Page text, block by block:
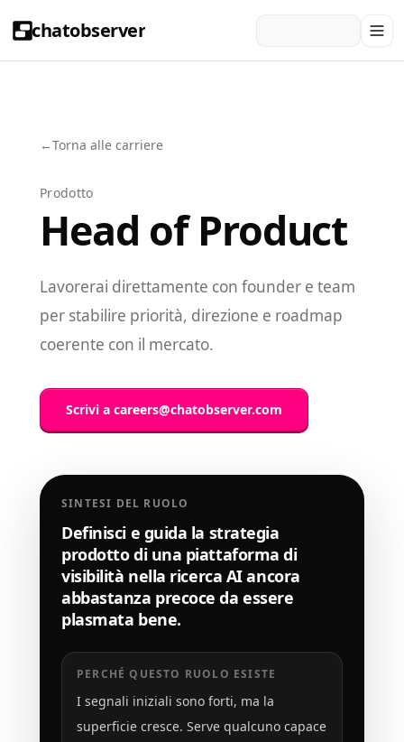
chatobserver
←Torna alle carriere
Prodotto
Head of Product
Lavorerai direttamente con founder e team
per stabilire priorità, direzione e roadmap
coerente con il mercato.
Scrivi a careers@chatobserver.com
SINTESI DEL RUOLO
Definisci e guida la strategia
prodotto di una piattaforma di
visibilità nella ricerca AI ancora
abbastanza precoce da essere
plasmata bene.
PERCHÉ QUESTO RUOLO ESISTE
I segnali iniziali sono forti, ma la
superficie cresce. Serve qualcuno capace